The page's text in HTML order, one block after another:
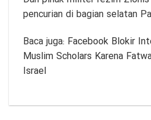
pencurian di bagian selatan
Baca juga: Facebook Blokir
Muslim Scholars Karena
Israel